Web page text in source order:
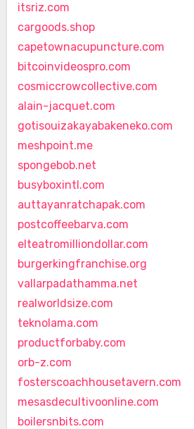
itsriz.com
cargoods.shop
capetownacupuncture.com
bitcoinvideospro.com
cosmiccrowcollective.com
alain-jacquet.com
gotisouizakayabakeneko.com
meshpoint.me
spongebob.net
busyboxintl.com
auttayanratchapak.com
postcoffeebarva.com
elteatromilliondollar.com
burgerkingfranchise.org
vallarpadathamma.net
realworldsize.com
teknolama.com
productforbaby.com
orb-z.com
fosterscoachhousetavern.com
mesasdecultivoonline.com
boilersnbits.com